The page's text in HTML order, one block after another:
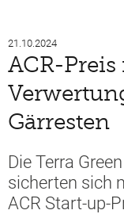
21.10.2024
ACR-
Gärresten
Die Terra
sicherten sich
ACR Start-up-